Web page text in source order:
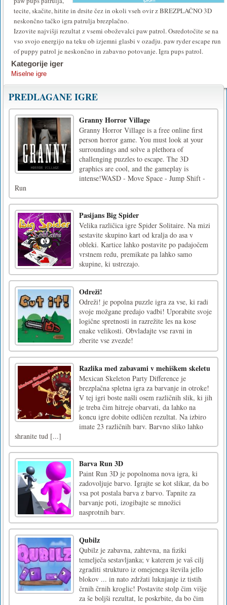
tecite, skačite, hitite in drsite čez in okoli vseh ovir z BREZPLAČNO 3D
neskončno tačko igra patrulja brezplačno.
Izzovite najvišji rezultat z vsemi oboževalci paw patrol. Osredotočite se na
vso svojo energijo na teku ob izjemni glasbi v ozadju. paw ryder escape run
of puppy patrol je neskončno in zabavno potovanje. Igra pups patrol.
Kategorije iger
Miselne igre
PREDLAGANE IGRE
Granny Horror Village
Granny Horror Village is a free online first
person horror game. You must look at your
surroundings and solve a plethora of
challenging puzzles to escape. The 3D
graphics are cool, and the gameplay is
intense!WASD - Move Space - Jump Shift -
Run
Pasijans Big Spider
Velika različica igre Spider Solitaire. Na mizi
sestavite skupino kart od kralja do asa v
obleki. Kartice lahko postavite po padajočem
vrstnem redu, premikate pa lahko samo
skupine, ki ustrezajo.
Odreži!
Odreži! je popolna puzzle igra za vse, ki radi
svoje možgane predajo vadbi! Uporabite svoje
logične spretnosti in razrežite les na kose
enake velikosti. Obvladajte vse ravni in
zberite vse zvezde!
Razlika med zabavami v mehiškem skeletu
Mexican Skeleton Party Difference je
brezplačna spletna igra za barvanje in otroke!
V tej igri boste našli osem različnih slik, ki jih
je treba čim hitreje obarvati, da lahko na
koncu igre dobite odličen rezultat. Na izbiro
imate 23 različnih barv. Barvno sliko lahko
shranite tud [...]
Barva Run 3D
Paint Run 3D je popolnoma nova igra, ki
zadovoljuje barvo. Igrajte se kot slikar, da bo
vsa pot postala barva z barvo. Tapnite za
barvanje poti, izogibajte se množici
nasprotnih barv.
Qubilz
Qubilz je zabavna, zahtevna, na fiziki
temelječa sestavljanka; v katerem je vaš cilj
zgraditi strukturo iz omejenega števila jello
blokov ... in nato zdržati luknjanje iz tistih
črnih črnih kroglic! Postavite stolp čim višje
za še boljši rezultat, le poskrbite, da bo čim